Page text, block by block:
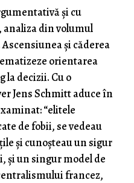
și cu
din volumul
și căderea
orientarea
la decizii. Cu o
Jens Schmitt aduce în
“elitele
de fobii, se vedeau
și cunoșteau un sigur
și un singur model de
francez,